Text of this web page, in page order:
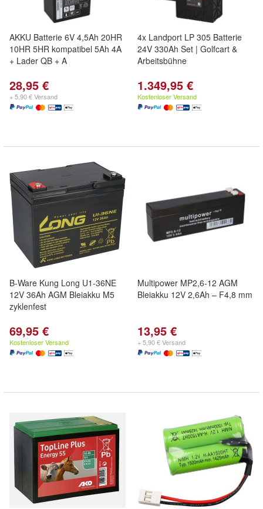
AKKU Batterie 6V 4,5Ah 20HR
10HR 5HR kompatibel 5Ah 4A
+ Lader QB + A
28,95 €
+ 5,90 € Versand
4x Landport LP 305 Batterie
24V 330Ah Set | Golfcart &
Arbeitsbühne
1.349,95 €
Kostenloser Versand
B-Ware Kung Long U1-36NE
12V 36Ah AGM Bleiakku M5
zyklenfest
69,95 €
Kostenloser Versand
Multipower MP2,6-12 AGM
Bleiakku 12V 2,6Ah – F4,8 mm
13,95 €
+ 5,90 € Versand